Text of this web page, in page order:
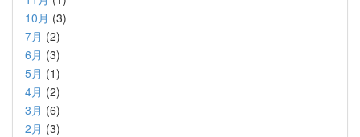
10月 (3)
7月 (2)
6月 (3)
5月 (1)
4月 (2)
3月 (6)
2月 (3)